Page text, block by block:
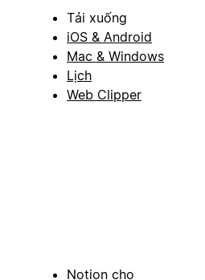
Tải xuống
iOS & Android
Mac & Windows
Lịch
Web Clipper
Notion cho